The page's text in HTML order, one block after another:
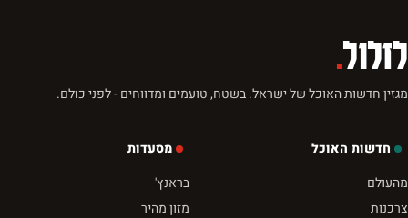
לזלול.
מגזין חדשות האוכל של ישראל. בשטח, טועמים ומדווחים - לפני כולם.
חדשות האוכל
מהעולם
צרכנות
מסעדות
בראנץ'
מזון מהיר